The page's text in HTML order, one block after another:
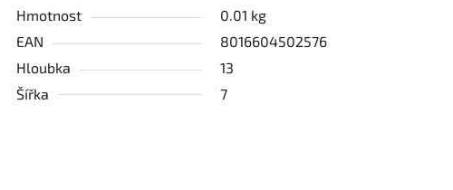
Hmotnost
0.01 kg
EAN
8016604502576
Hloubka
13
Šířka
7